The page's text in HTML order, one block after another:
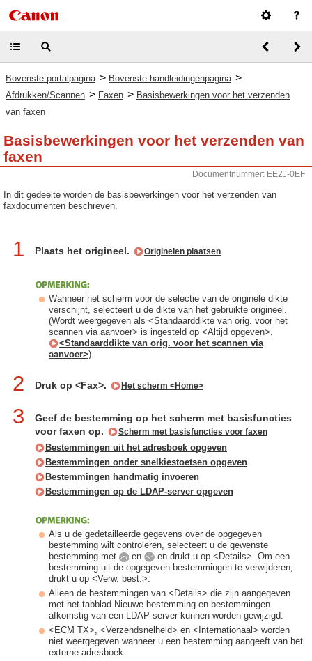
Bovenste portalpagina > Bovenste handleidingenpagina >
Afdrukken/Scannen > Faxen > Basisbewerkingen voor het verzenden
van faxen
Basisbewerkingen voor het verzenden van
faxen
Documentnummer: EE2J-0EF
In dit gedeelte worden de basisbewerkingen voor het verzenden van
faxdocumenten beschreven.
1 Plaats het origineel. Originelen plaatsen
Wanneer het scherm voor de selectie van de originele dikte
verschijnt, selecteert u de dikte van het gebruikte origineel.
(Wordt weergegeven als <Standaarddikte van orig. voor het
scannen via aanvoer> is ingesteld op <Altijd opgeven>.
<Standaarddikte van orig. voor het scannen via
aanvoer>)
2 Druk op <Fax>. Het scherm <Home>
3
Geef de bestemming op het scherm met basisfuncties
voor faxen op.
Scherm met basisfuncties voor faxen
Bestemmingen uit het adresboek opgeven
Bestemmingen onder snelkiestoetsen opgeven
Bestemmingen handmatig invoeren
Bestemmingen op de LDAP-server opgeven
Als u de gedetailleerde gegevens over de opgegeven
bestemming wilt controleren, selecteert u de gewenste
bestemming met
en
en drukt u op <Details>. Om een
bestemming uit de opgegeven bestemmingen te verwijderen,
drukt u op <Verw. best.>.
Alleen de bestemmingen van <Details> die zijn aangegeven
met het tabblad Nieuwe bestemming en bestemmingen
afkomstig van een LDAP-server kunnen worden gewijzigd.
<ECM TX>, <Verzendsnelheid> en <Internationaal> worden
niet weergegeven wanneer u een bestemming aangeeft van het
externe adresboek.